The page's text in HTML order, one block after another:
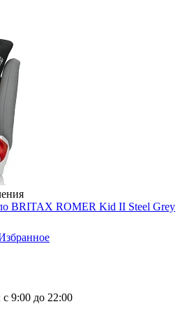
BRITAX ROMER Kid II Steel Grey
9:00 до 22:00